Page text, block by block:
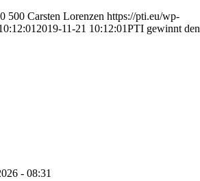
500 Carsten Lorenzen https://pti.eu/wp-
2019-11-21 10:12:01PTI gewinnt den
- 08:31